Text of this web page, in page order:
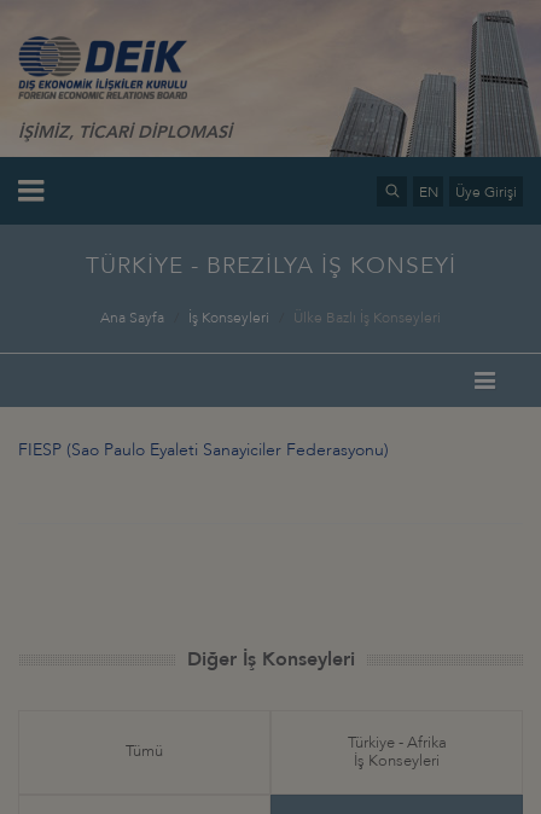
İŞİMİZ, TİCARİ DİPLOMASİ
EN Üye Girişi
TÜRKİYE - BREZİLYA İŞ KONSEYİ
Ana Sayfa İş Konseyleri Ülke Bazlı İş Konseyleri
FIESP (Sao Paulo Eyaleti Sanayiciler Federasyonu)
Diğer İş Konseyleri
Tümü
Türkiye - Afrika
İş Konseyleri